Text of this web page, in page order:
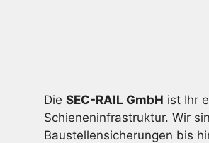
Die SEC-RAIL GmbH ist Ihr
Schieneninfrastruktur. Wir
Baustellensicherungen bis